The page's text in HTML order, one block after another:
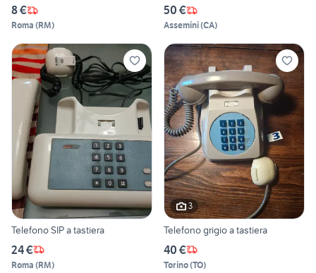
8 €
Roma (RM)
50 €
Assemini(CA)
Telefono SIP a tastiera
24 €
Roma (RM)
3
Telefono grigio a tastiera
40 €
Torino(TO)